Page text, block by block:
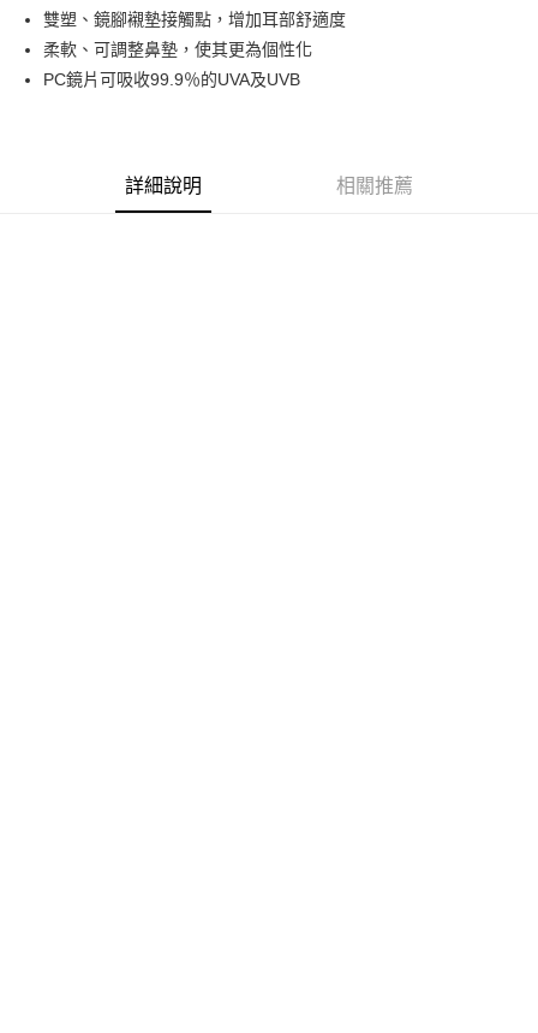
街口支付
運送方式
雙塑、鏡腳襯墊接觸點，增加耳部舒適度
柔軟、可調整鼻墊，使其更為個性化
PC鏡片可吸收99.9％的UVA及UVB
詳細說明 相關推薦